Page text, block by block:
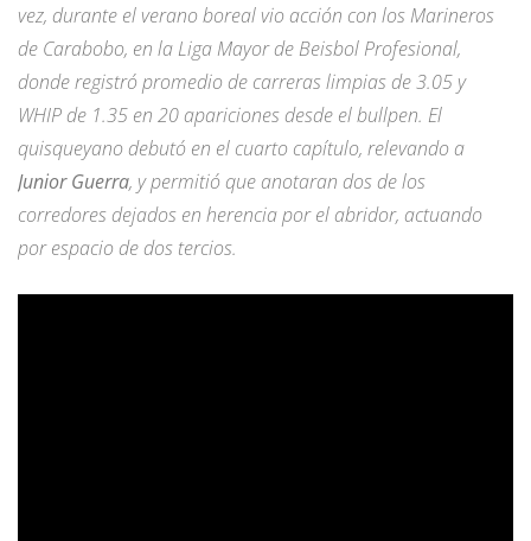
vez, durante el verano boreal vio acción con los Marineros
de Carabobo, en la Liga Mayor de Beisbol Profesional,
donde registró promedio de carreras limpias de 3.05 y
WHIP de 1.35 en 20 apariciones desde el bullpen. El
quisqueyano debutó en el cuarto capítulo, relevando a
Junior Guerra, y permitió que anotaran dos de los
corredores dejados en herencia por el abridor, actuando
por espacio de dos tercios.